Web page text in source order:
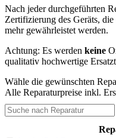
Nach jeder durchgeführten
Zertifizierung des Geräts,
mehr gewährleistet werden.
Achtung: Es werden keine
qualitativ hochwertige
Wähle die gewünschten
Alle Reparaturpreise inkl.